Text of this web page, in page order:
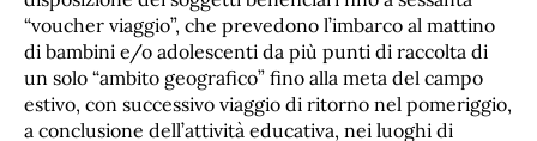
“voucher viaggio”, che prevedono l’imbarco al mattino
di bambini e/o adolescenti da più punti di raccolta di
un solo “ambito geografico” fino alla meta del campo
estivo, con successivo viaggio di ritorno nel pomeriggio,
a conclusione dell’attività educativa, nei luoghi di